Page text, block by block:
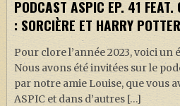
PODCAST ASPIC EP. 41 FEAT.
: SORCIÈRE ET HARRY POTTER
Pour clore l’année 2023, voici un
Nous avons été invitées sur le
par notre amie Louise, que vous
ASPIC et dans d’autres […]